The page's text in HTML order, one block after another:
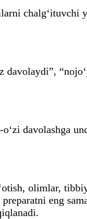
chalg‘ituvchi
davolashga
olimlar,
eng